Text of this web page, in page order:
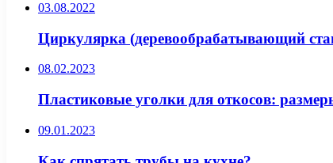
03.08.2022
Циркулярка (деревообрабатывающий
08.02.2023
Пластиковые уголки для откосов:
09.01.2023